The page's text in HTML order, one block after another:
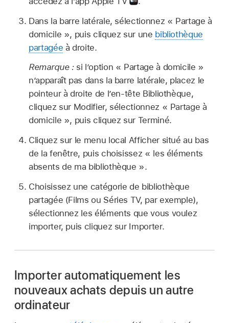
Dans la barre latérale, sélectionnez « Partage à
domicile », puis cliquez sur une bibliothèque
partagée à droite.
Remarque : si l’option « Partage à domicile »
n’apparaît pas dans la barre latérale, placez le
pointeur à droite de l’en-tête Bibliothèque,
cliquez sur Modifier, sélectionnez « Partage à
domicile », puis cliquez sur Terminé.
Cliquez sur le menu local Afficher situé au bas
de la fenêtre, puis choisissez « les éléments
absents de ma bibliothèque ».
Choisissez une catégorie de bibliothèque
partagée (Films ou Séries TV, par exemple),
sélectionnez les éléments que vous voulez
importer, puis cliquez sur Importer.
Importer automatiquement les
nouveaux achats depuis un autre
ordinateur